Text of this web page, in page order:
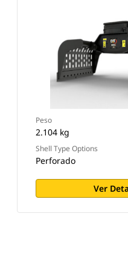
Peso
2.104 kg
Shell Type Options
Perforado
Ver